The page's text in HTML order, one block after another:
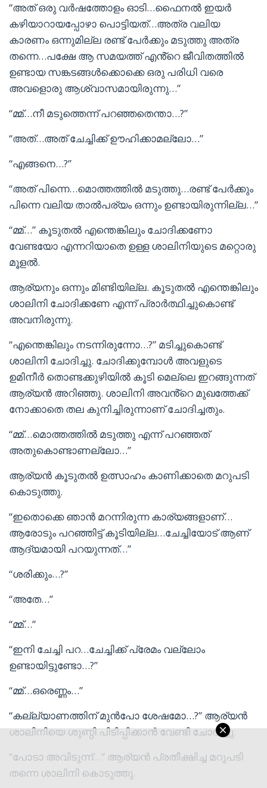
“അത് ഒരു വർഷത്തോളം ഓടി…ഫൈനൽ ഇയർ
കഴിയാറായപ്പോഴാ പൊട്ടിയത്…അത്ര വലിയ
കാരണം ഒന്നുമില്ല രണ്ട് പേർക്കും മടുത്തു അത്ര
തന്നെ…പക്ഷേ ആ സമയത്ത് എൻ്റെ ജീവിതത്തിൽ
ഉണ്ടായ സങ്കടങ്ങൾക്കൊക്കെ ഒരു പരിധി വരെ
അവളൊരു ആശ്വാസമായിരുന്നു…”
“മ്മ്…നീ മടുത്തെന്ന് പറഞ്ഞതെന്താ…?”
“അത്…അത് ചേച്ചിക്ക് ഊഹിക്കാമല്ലോ…”
“എങ്ങനെ…?”
“അത് പിന്നെ…മൊത്തത്തിൽ മടുത്തു…രണ്ട് പേർക്കും
പിന്നെ വലിയ താൽപര്യം ഒന്നും ഉണ്ടായിരുന്നില്ല…”
“മ്മ്…” കൂടുതൽ എന്തെങ്കിലും ചോദിക്കണോ
വേണ്ടയോ എന്നറിയാതെ ഉള്ള ശാലിനിയുടെ മറ്റൊരു
മൂളൽ.
ആര്യനും ഒന്നും മിണ്ടിയില്ല. കൂടുതൽ എന്തെങ്കിലും
ശാലിനി ചോദിക്കണേ എന്ന് പ്രാർത്ഥിച്ചുകൊണ്ട്
അവനിരുന്നു.
“എന്തെങ്കിലും നടന്നിരുന്നോ…?” മടിച്ചുകൊണ്ട്
ശാലിനി ചോദിച്ചു. ചോദിക്കുമ്പോൾ അവളുടെ
ഉമിനീർ തൊണ്ടക്കുഴിയിൽ കൂടി മെല്ലെ ഇറങ്ങുന്നത്
ആര്യൻ അറിഞ്ഞു. ശാലിനി അവൻ്റെ മുഖത്തേക്ക്
നോക്കാതെ തല കുനിച്ചിരുന്നാണ് ചോദിച്ചതും.
“മ്മ്…മൊത്തത്തിൽ മടുത്തു എന്ന് പറഞ്ഞത്
അതുകൊണ്ടാണല്ലോ…”
ആര്യൻ കൂടുതൽ ഉത്സാഹം കാണിക്കാതെ മറുപടി
കൊടുത്തു.
“ഇതൊക്കെ ഞാൻ മറന്നിരുന്ന കാര്യങ്ങളാണ്…
ആരോടും പറഞ്ഞിട്ട് കൂടിയില്ല…ചേച്ചിയോട് ആണ്
ആദ്യമായി പറയുന്നത്…”
“ശരിക്കും…?”
“അതേ…”
“മ്മ്…”
“ഇനി ചേച്ചി പറ…ചേച്ചിക്ക് പ്രേമം വല്ലോം
ഉണ്ടായിട്ടുണ്ടോ…?”
“മ്മ്…ഒരെണ്ണം…”
“കല്ല്യാണത്തിന് മുൻപോ ശേഷമോ…?” ആര്യൻ
ശാലിനിയെ ശുണ്ഠി പിടിപ്പിക്കാൻ വേണ്ടി ചോദിച്ചു.
“പോടാ അവിടുന്ന്…” ആര്യൻ പ്രതീക്ഷിച്ച മറുപടി
തന്നെ ശാലിനി കൊടുത്തു.